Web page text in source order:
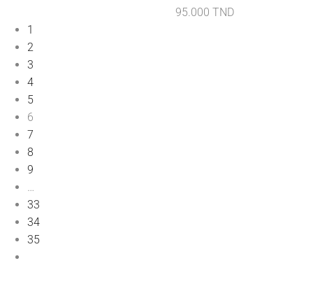
95.000 TND
1
2
3
4
5
6
7
8
9
…
33
34
35